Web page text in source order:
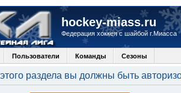
hockey-miass.ru
Федерация хоккея с шайбой г.Миасса
Пользователи Команды Сезоны
раздела вы должны быть